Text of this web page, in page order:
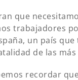
que
trabajadores
un país
de las más
recordar